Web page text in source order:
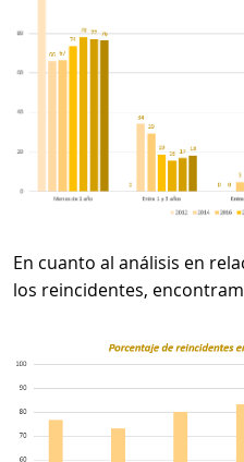
En cuanto al análisis en
los reincidentes,